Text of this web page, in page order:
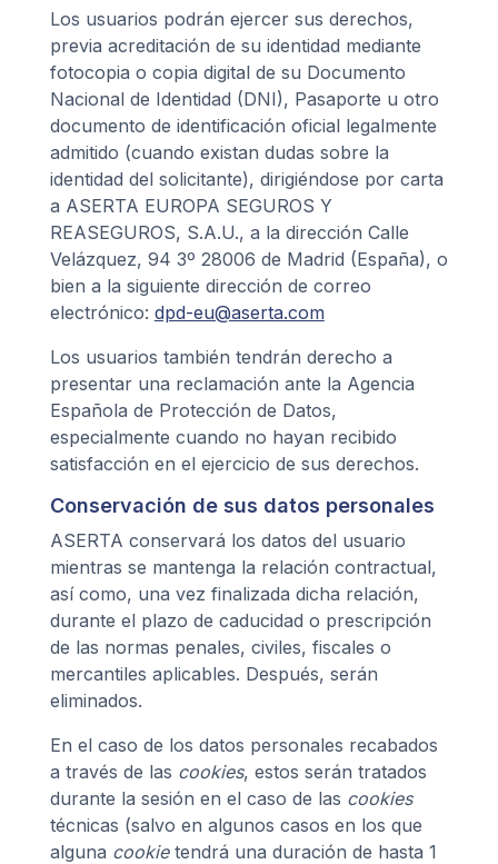
Los usuarios podrán ejercer sus derechos,
previa acreditación de su identidad mediante
fotocopia o copia digital de su Documento
Nacional de Identidad (DNI), Pasaporte u otro
documento de identificación oficial legalmente
admitido (cuando existan dudas sobre la
identidad del solicitante), dirigiéndose por carta
a ASERTA EUROPA SEGUROS Y
REASEGUROS, S.A.U., a la dirección Calle
Velázquez, 94 3º 28006 de Madrid (España), o
bien a la siguiente dirección de correo
electrónico: dpd-eu@aserta.com
Los usuarios también tendrán derecho a
presentar una reclamación ante la Agencia
Española de Protección de Datos,
especialmente cuando no hayan recibido
satisfacción en el ejercicio de sus derechos.
Conservación de sus datos personales
ASERTA conservará los datos del usuario
mientras se mantenga la relación contractual,
así como, una vez finalizada dicha relación,
durante el plazo de caducidad o prescripción
de las normas penales, civiles, fiscales o
mercantiles aplicables. Después, serán
eliminados.
En el caso de los datos personales recabados
a través de las cookies, estos serán tratados
durante la sesión en el caso de las cookies
técnicas (salvo en algunos casos en los que
alguna cookie tendrá una duración de hasta 1